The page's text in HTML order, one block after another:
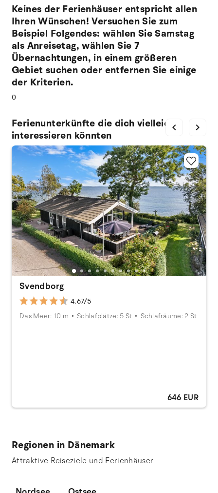
Keines der Ferienhäuser entspricht allen
Ihren Wünschen! Versuchen Sie zum
Beispiel Folgendes: wählen Sie Samstag
als Anreisetag, wählen Sie 7
Übernachtungen, in einem größeren
Gebiet suchen oder entfernen Sie einige
der Kriterien.
0
Ferienunterkünfte die dich vielleicht
interessieren könnten
Svendborg
4.67/5
Das Meer: 10 m
Schlafplätze: 5 St Schlafräume: 2 St
646 EUR
chevron_left chevron_right
Regionen in Dänemark
Attraktive Reiseziele und Ferienhäuser